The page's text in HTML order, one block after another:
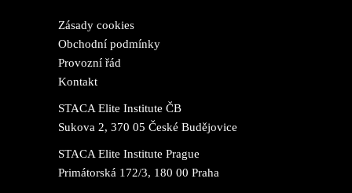
Zásady cookies
Obchodní podmínky
Provozní řád
Kontakt
STACA Elite Institute ČB
Sukova 2, 370 05 České Budějovice
STACA Elite Institute Prague
Primátorská 172/3, 180 00 Praha